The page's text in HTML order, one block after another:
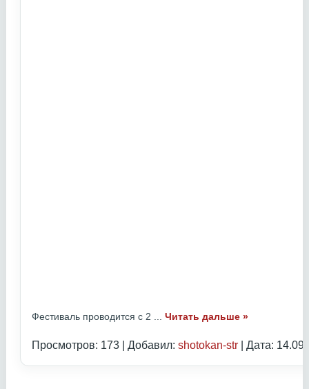
Фестиваль проводится с 2 Читать дальше »
Просмотров: 173 | Добавил: shotokan-str | Дата: